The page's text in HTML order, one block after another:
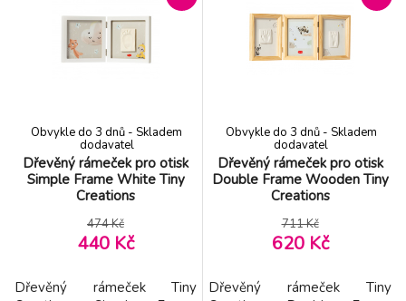
památku na první sváteční
chvíle. Jednoduchý způsob,
jak vytvořit osobní vánoční
ozdobu s otiskem dítěte
Vzdušný design plný fantazie:
Elegantní husa s měkkým
textilním tělem se jemně
pohupuje ve vzduchu
Dřevěný rámeček pro otisk
Simple Frame White Tiny
Creations
Obvykle do 3 dnů - Skladem
dodavatel
474 Kč
440 Kč
Dřevěný rámeček Tiny
Dřevěný rámeček pro otisk
Double Frame Wooden Tiny
Creations
Obvykle do 3 dnů - Skladem
dodavatel
711 Kč
620 Kč
Dřevěný rámeček Tiny